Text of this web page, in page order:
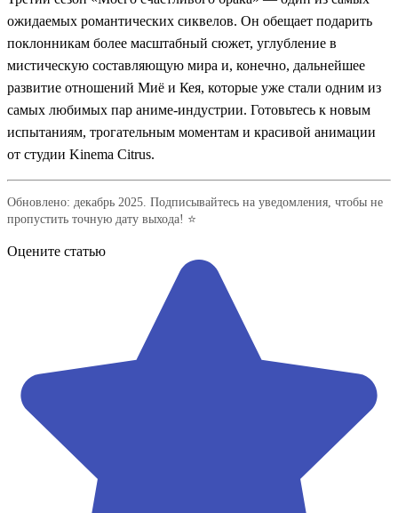
ожидаемых романтических сиквелов. Он обещает подарить
поклонникам более масштабный сюжет, углубление в
мистическую составляющую мира и, конечно, дальнейшее
развитие отношений Миё и Кея, которые уже стали одним из
самых любимых пар аниме-индустрии. Готовьтесь к новым
испытаниям, трогательным моментам и красивой анимации
от студии Kinema Citrus.
Обновлено: декабрь 2025. Подписывайтесь на уведомления, чтобы не
пропустить точную дату выхода! ⭐
Оцените статью